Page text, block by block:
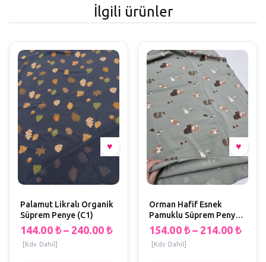
İlgili ürünler
Palamut Likralı Organik
Süprem Penye (C1)
144.00 ₺ – 240.00 ₺
[Kdv Dahil]
Orman Hafif Esnek
Pamuklu Süprem Penye
(Ölçüler EnxBoy) (Ğ1)
154.00 ₺ – 214.00 ₺
[Kdv Dahil]